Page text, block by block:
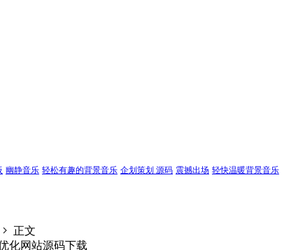
幽静音乐 轻松有趣的背景音乐 企划策划 源码 震撼出场 轻快温暖背景音乐
正文